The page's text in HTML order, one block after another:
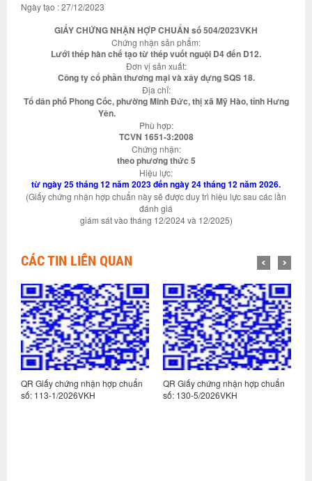
Ngày tạo : 27/12/2023
GIẤY CHỨNG NHẬN HỢP CHUẨN số 504/2023VKH
Chứng nhận sản phẩm:
Lưới thép hàn chế tạo từ thép vuốt nguội D4 đến D12.
Đơn vị sản xuất:
Công ty cổ phần thương mại và xây dựng SQS 18.
Địa chỉ:
Tổ dân phố Phong Cốc, phường Minh Đức, thị xã Mỹ Hào, tỉnh Hưng
Yên.
Phù hợp:
TCVN 1651-3:2008
Chứng nhận:
theo phương thức 5
Hiệu lực:
từ ngày 25 tháng 12 năm 2023 đến ngày 24 tháng 12 năm 2026.
(Giấy chứng nhận hợp chuẩn này sẽ được duy trì hiệu lực sau các lần
đánh giá
giám sát vào tháng 12/2024 và 12/2025)
CÁC TIN LIÊN QUAN
QR Giấy chứng nhận hợp chuẩn
số: 113-1/2026VKH
QR Giấy chứng nhận hợp chuẩn
số: 130-5/2026VKH